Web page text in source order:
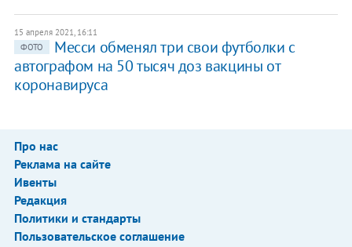
15 апреля 2021, 16:11
ФОТО
Месси обменял три свои футболки с
автографом на 50 тысяч доз вакцины от
коронавируса
Про нас
Реклама на сайте
Ивенты
Редакция
Политики и стандарты
Пользовательское соглашение